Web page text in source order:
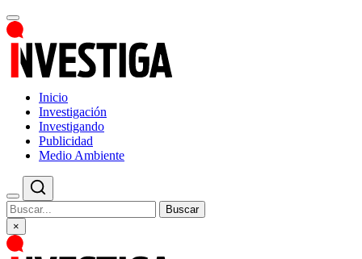
Inicio
Investigación
Investigando
Publicidad
Medio Ambiente
Buscar
×